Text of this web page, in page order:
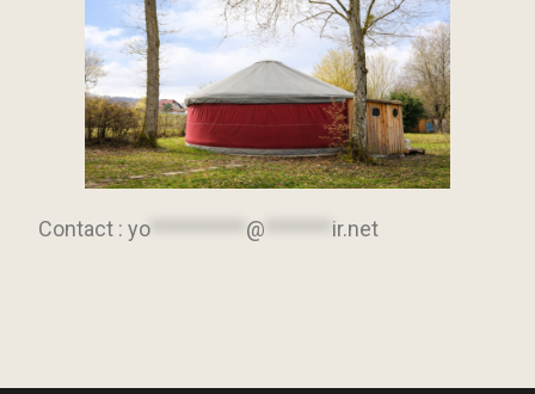
Contact :yo @ ir.net